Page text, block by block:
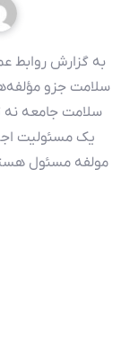
به گزارش روابط
سلامت جزو
سلامت جامعه نه
یک مسئولیت
مولفه مسئول